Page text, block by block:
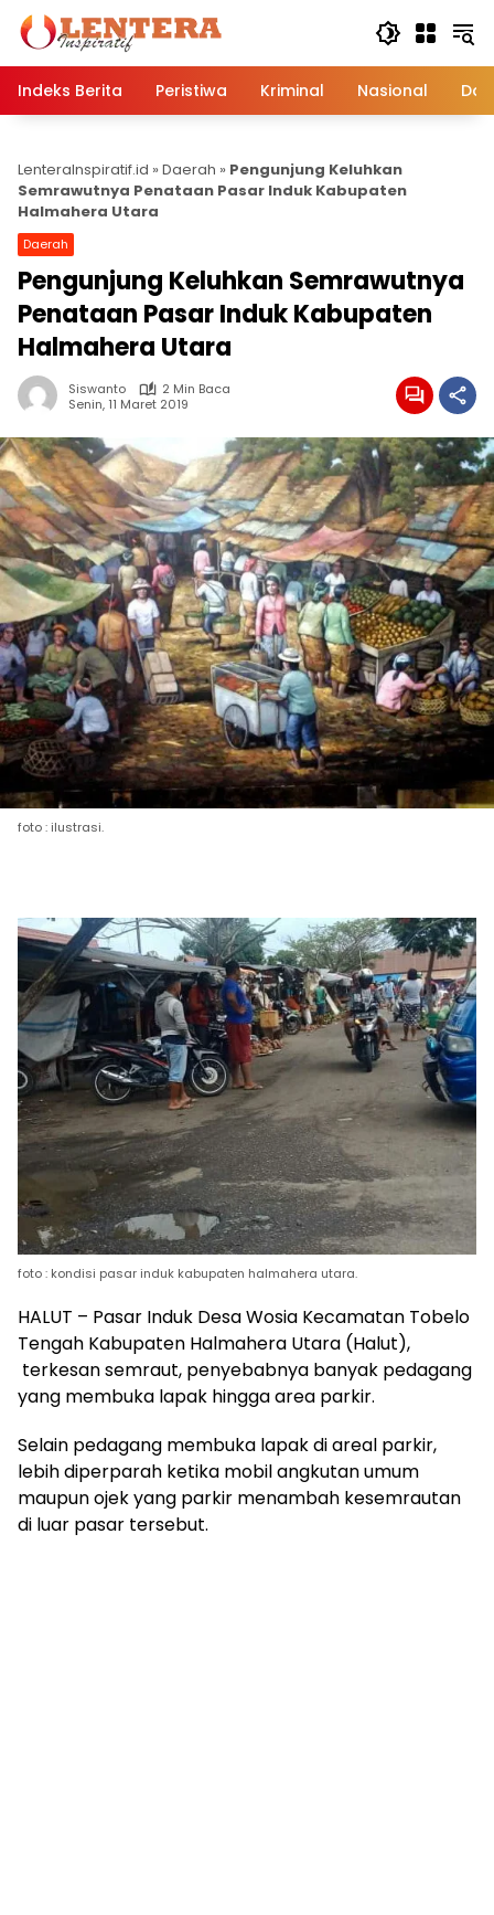
Langsung
konten
Indeks Berita
Peristiwa Kriminal Nasional
LenteraInspiratif.id » Daerah » Pengunjung Keluhkan
Semrawutnya Penataan Pasar Induk Kabupaten
Halmahera Utara
Daerah
Pengunjung Keluhkan Semrawutnya
Penataan Pasar Induk Kabupaten
Halmahera Utara
Siswanto
2 Min Baca
Senin, 11 Maret 2019
foto : ilustrasi.
foto : kondisi pasar induk kabupaten halmahera utara.
HALUT – Pasar Induk Desa Wosia Kecamatan Tobelo
Tengah Kabupaten Halmahera Utara (Halut),
terkesan semraut, penyebabnya banyak pedagang
yang membuka lapak hingga area parkir.
Selain pedagang membuka lapak di areal parkir,
lebih diperparah ketika mobil angkutan umum
maupun ojek yang parkir menambah kesemrautan
di luar pasar tersebut.